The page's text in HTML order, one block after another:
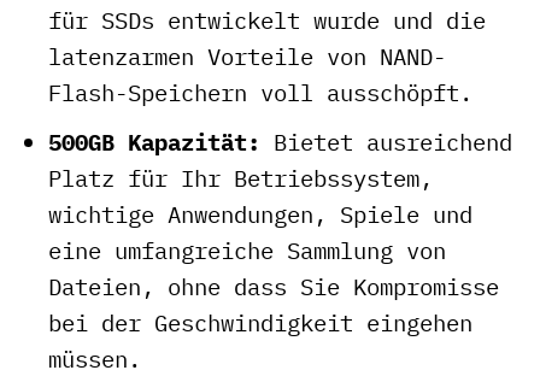
für SSDs entwickelt wurde und die
latenzarmen Vorteile von NAND-
Flash-Speichern voll ausschöpft.
500GB Kapazität: Bietet ausreichend
Platz für Ihr Betriebssystem,
wichtige Anwendungen, Spiele und
eine umfangreiche Sammlung von
Dateien, ohne dass Sie Kompromisse
bei der Geschwindigkeit eingehen
müssen.